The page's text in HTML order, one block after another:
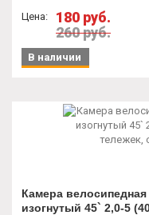
Цена:
180 руб.
260 руб.
В наличии
Камера
изогнутый 45` 2,0-5